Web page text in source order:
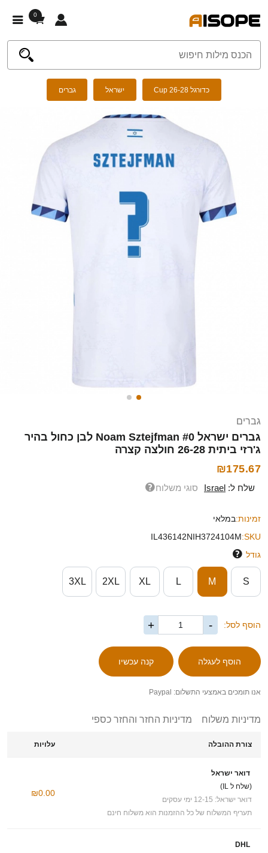
0
כדורגל Cup 26-28 ישראל גברים
גברים
גברים ישראל Noam Sztejfman #0 לבן כחול בהיר
ג'רזי ביתית 26-28 חולצה קצרה
₪175.67
שלח ל: Israel סוגי משלוח
זמינות:במלאי
SKU:
IL436142NIH3724104M
גודל
S
M
L
XL
2XL
3XL
הוסף לסל: -
+
אנו תומכים באמצעי התשלום: Paypal
מדיניות משלוח מדיניות החזר והחזר כספי
צורת ההובלה עלויות
דואר ישראל
(שלח ל IL)
דואר ישראל: 12-15 ימי עסקים
תעריף המשלוח של כל ההזמנות הוא משלוח חינם
₪0.00
DHL